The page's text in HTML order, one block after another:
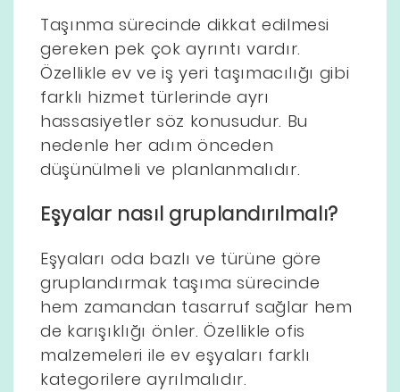
Taşınma sürecinde dikkat edilmesi
gereken pek çok ayrıntı vardır.
Özellikle ev ve iş yeri taşımacılığı gibi
farklı hizmet türlerinde ayrı
hassasiyetler söz konusudur. Bu
nedenle her adım önceden
düşünülmeli ve planlanmalıdır.
Eşyalar nasıl gruplandırılmalı?
Eşyaları oda bazlı ve türüne göre
gruplandırmak taşıma sürecinde
hem zamandan tasarruf sağlar hem
de karışıklığı önler. Özellikle ofis
malzemeleri ile ev eşyaları farklı
kategorilere ayrılmalıdır.